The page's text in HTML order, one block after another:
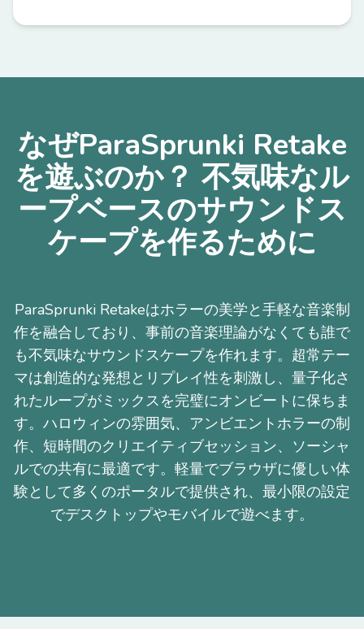
なぜParaSprunki Retake
を遊ぶのか？ 不気味なル
ープベースのサウンドス
ケープを作るために
ParaSprunki Retakeはホラーの美学と手軽な音楽制
作を融合しており、事前の音楽理論がなくても誰で
も不気味なサウンドスケープを作れます。超常テー
マは創造的な発想とリプレイ性を刺激し、量子化さ
れたループがミックスを完璧にオンビートに保ちま
す。ハロウィンの雰囲気、アンビエントホラーの制
作、短時間のクリエイティブセッション、ソーシャ
ルでの共有に最適です。軽量でブラウザに優しい体
験として多くのポータルで提供され、最小限の設定
でデスクトップやモバイルで遊べます。